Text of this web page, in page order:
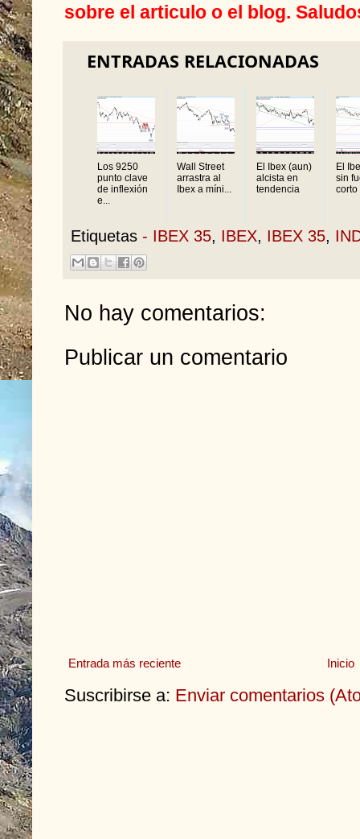
sobre el articulo o el blog.
ENTRADAS RELACIONADAS
Los 9250
punto clave
de inflexión
e...
Wall Street
arrastra al
Ibex a míni...
El Ibex (aun)
alcista en
tendencia
El
sin
corto
Etiquetas - IBEX 35, IBEX, IBEX 35,
No hay comentarios:
Publicar un comentario
Entrada más reciente Inicio
Suscribirse a: Enviar comentarios